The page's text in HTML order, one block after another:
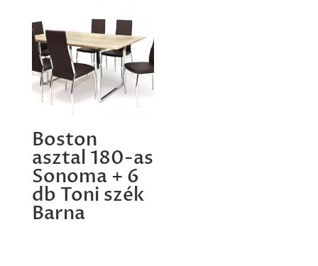
Boston
asztal 180-as
Sonoma + 6
db Toni szék
Barna